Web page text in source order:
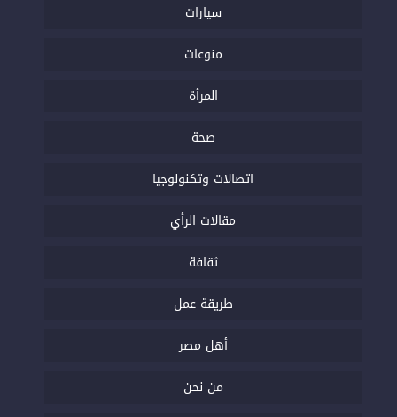
سيارات
منوعات
المرأة
صحة
اتصالات وتكنولوجيا
مقالات الرأي
ثقافة
طريقة عمل
أهل مصر
من نحن